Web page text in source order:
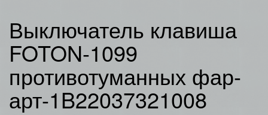
Выключатель клавиша
FOTON-1099
противотуманных фар-
арт-1B22037321008